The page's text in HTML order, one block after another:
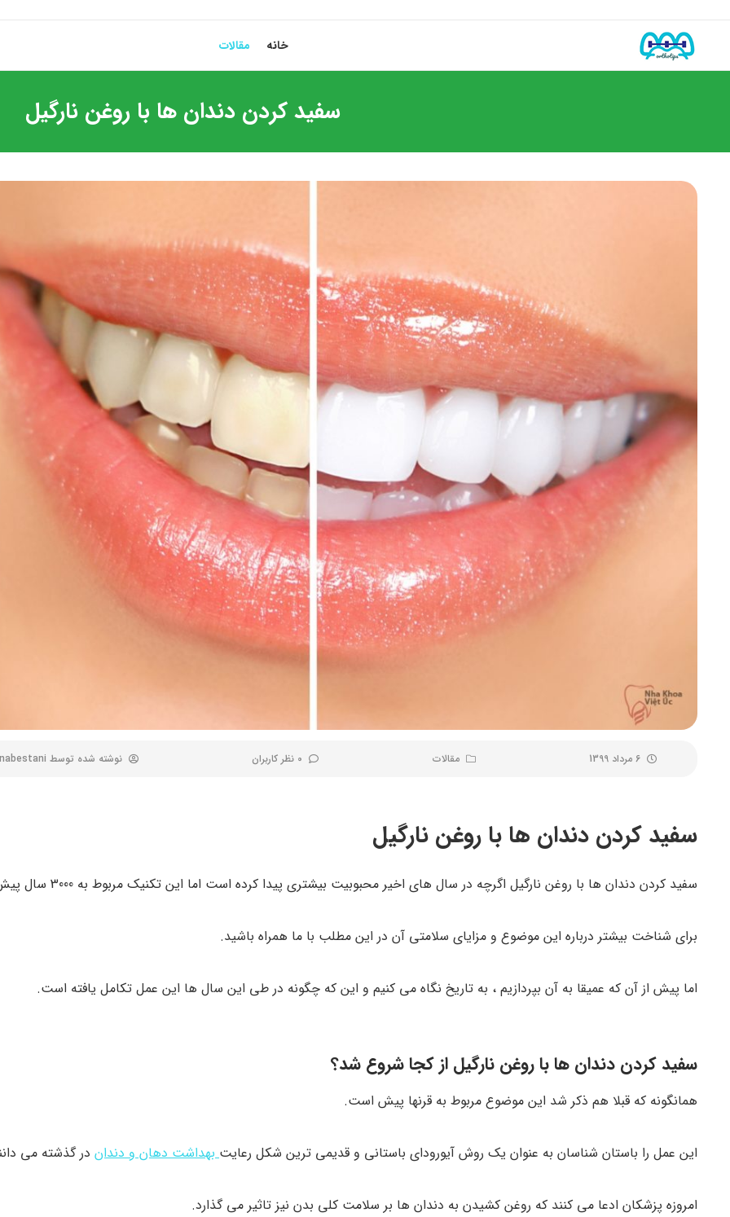
خانه مقالات
سفید کردن دندان ها با روغن نارگیل
6 مرداد 1399 مقالات 0 نظر کاربران نوشته شده توسط
سفید کردن دندان ها با روغن نارگیل
سفید کردن دندان ها با روغن نارگیل اگرچه در سال های اخیر محبوبیت بیشتری پیدا کرده است اما این تکنیک مربوط به 3000 سال پیش است.
برای شناخت بیشتر درباره این موضوع و مزایای سلامتی آن در این مطلب با ما همراه باشید.
اما پیش از آن که عمیقا به آن بپردازیم ، به تاریخ نگاه می کنیم و این که چگونه در طی این سال ها این عمل تکامل یافته است.
سفید کردن دندان ها با روغن نارگیل از کجا شروع شد؟
همانگونه که قبلا هم ذکر شد این موضوع مربوط به قرنها پیش است.
این عمل را باستان شناسان به عنوان یک روش آیورودای باستانی و قدیمی ترین شکل رعایتبهداشت دهان و دندان در گذشته می
امروزه پزشکان ادعا می کنند که روغن کشیدن به دندان ها بر سلامت کلی بدن نیز تاثیر می گذارد.